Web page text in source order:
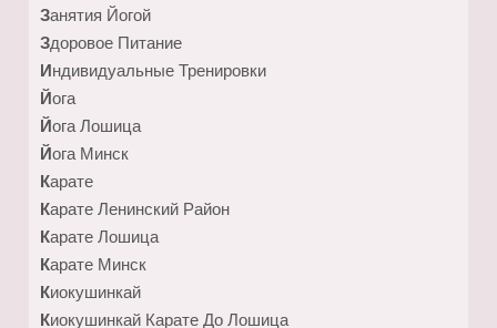
Занятия Йогой
Здоровое Питание
Индивидуальные Тренировки
Йога
Йога Лошица
Йога Минск
Карате
Карате Ленинский Район
Карате Лошица
Карате Минск
Киокушинкай
Киокушинкай Карате До Лошица